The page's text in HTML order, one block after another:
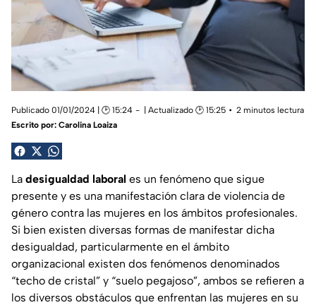
Publicado 01/01/2024 | 🕑 15:24 | Actualizado 🕑 15:25
2 minutos lectura
Escrito por: Carolina Loaiza
La desigualdad laboral es un fenómeno que sigue
presente y es una manifestación clara de violencia de
género contra las mujeres en los ámbitos profesionales.
Si bien existen diversas formas de manifestar dicha
desigualdad, particularmente en el ámbito
organizacional existen dos fenómenos denominados
“techo de cristal” y “suelo pegajoso”, ambos se refieren a
los diversos obstáculos que enfrentan las mujeres en su